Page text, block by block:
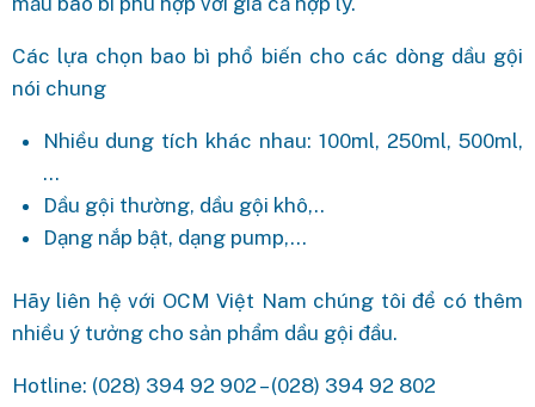
Các lựa chọn bao bì phổ biến cho các dòng dầu gội
nói chung
Nhiều dung tích khác nhau: 100ml, 250ml, 500ml,
…
Dầu gội thường, dầu gội khô,..
Dạng nắp bật, dạng pump,…
Hãy liên hệ với OCM Việt Nam chúng tôi để có thêm
nhiều ý tưởng cho sản phẩm dầu gội đầu.
Hotline: (028) 394 92 902 – (028) 394 92 802